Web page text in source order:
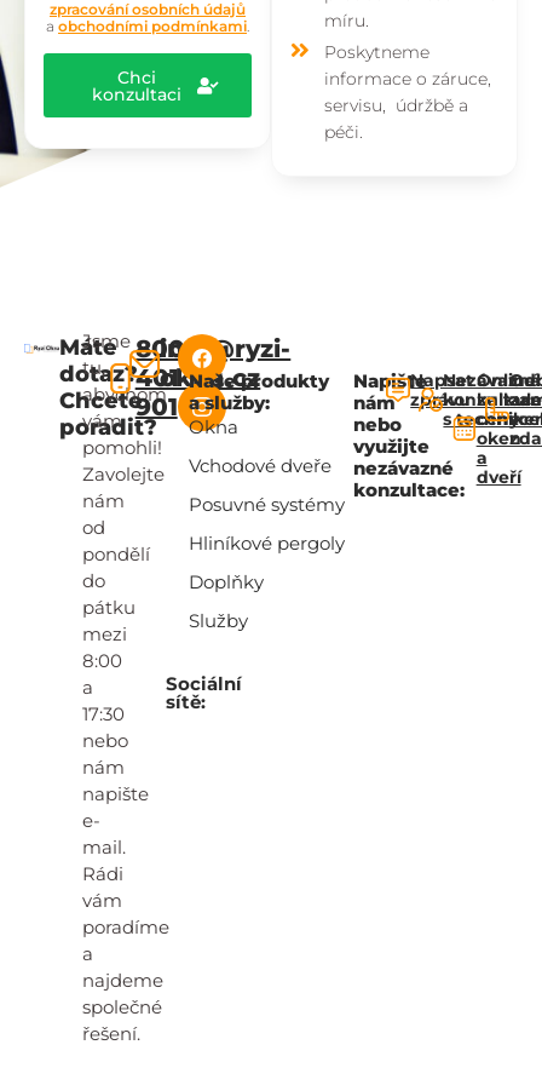
zpracování osobních údajů
a obchodními podmínkami.
Chci
konzultaci
míru.
Poskytneme
informace o záruce,
servisu, údržbě a
péči.
Máte
dotaz?
Chcete
poradit?
Jsme
tu,
abychom
vám
pomohli!
Zavolejte
nám
od
pondělí
do
pátku
mezi
8:00
a
17:30
nebo
nám
napište
e-
mail.
Rádi
vám
poradíme
a
najdeme
společné
řešení.
800
401
901
info@ryzi-
okna.cz
Sociální
sítě:
Naše produkty
a služby:
Okna
Vchodové dveře
Posuvné systémy
Hliníkové pergoly
Doplňky
Služby
Napište
nám
nebo
využijte
nezávazné
konzultace:
Napsat
zprávu
Nezávazná
konzultace
s
Online
ceny
oken
a
dveří